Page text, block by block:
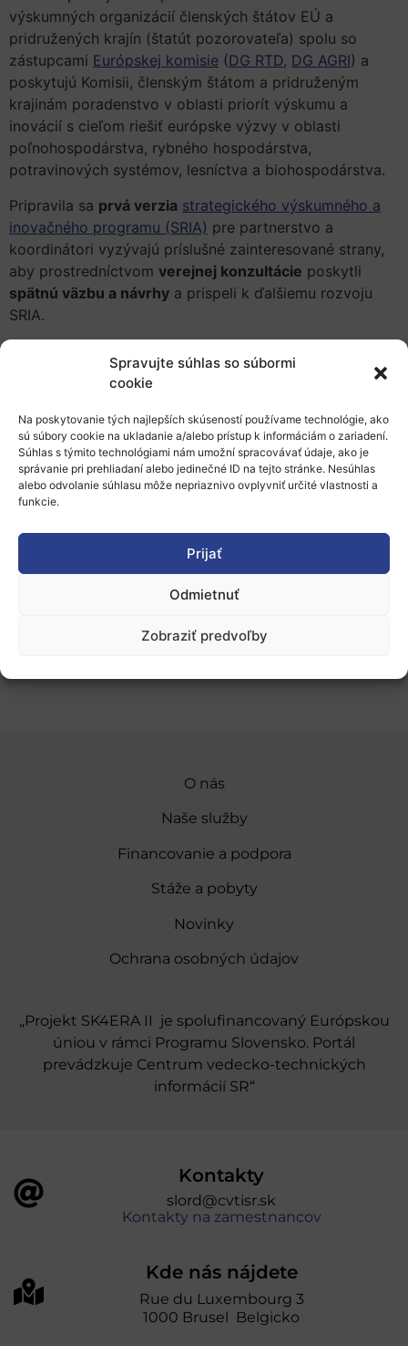
Spravujte súhlas so súbormi
cookie
Na poskytovanie tých najlepších skúseností používame technológie, ako
sú súbory cookie na ukladanie a/alebo prístup k informáciám o zariadení.
Súhlas s týmito technológiami nám umožní spracovávať údaje, ako je
správanie pri prehliadaní alebo jedinečné ID na tejto stránke. Nesúhlas
alebo odvolanie súhlasu môže nepriaznivo ovplyvniť určité vlastnosti a
funkcie.
Prijať
Odmietnuť
Zobraziť predvoľby
výskumných organizácií členských štátov EÚ a
pridružených krajín (štatút pozorovateľa) spolu so
zástupcami Európskej komisie (DG RTD, DG AGRI) a
poskytujú Komisii, členským štátom a pridruženým
krajinám poradenstvo v oblasti priorít výskumu a
inovácií s cieľom riešiť európske výzvy v oblasti
poľnohospodárstva, rybného hospodárstva,
potravinových systémov, lesníctva a biohospodárstva.
Pripravila sa prvá verzia strategického výskumného a
inovačného programu (SRIA) pre partnerstvo a
koordinátori vyzývajú príslušné zainteresované strany,
aby prostredníctvom verejnej konzultácie poskytli
spätnú väzbu a návrhy a prispeli k ďalšiemu rozvoju
SRIA.
ministerstiev, financujúcich a iných organizácií a
národných skupín, ale vítané sú aj individuálne
príspevky.
Na konzultácii sa môžete zúčastniť do 19. decembra
2022.
Viac informácií:
SRIA a verejné konzultácie
Európske partnerstvá v oblasti potravín,
Zverejnené: 14.11.2022, slord
O nás
Naše služby
Financovanie a podpora
Stáže a pobyty
Novinky
Ochrana osobných údajov
„Projekt SK4ERA II je spolufinancovaný Európskou
úniou v rámci Programu Slovensko. Portál
prevádzkuje Centrum vedecko-technických
informácií SR“
Kontakty
slord@cvtisr.sk
Kontakty na zamestnancov
Kde nás nájdete
Rue du Luxembourg 3
1000 Brusel Belgicko